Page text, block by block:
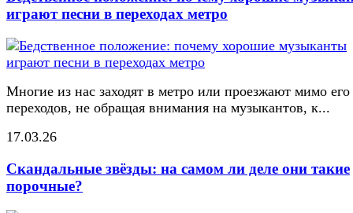
играют песни в переходах метро
Многие из нас заходят в метро или проезжают мимо его
переходов, не обращая внимания на музыкантов, к...
17.03.26
Скандальные звёзды: на самом ли деле они такие
порочные?